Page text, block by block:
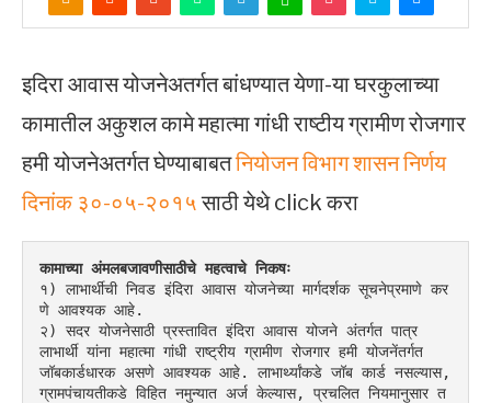
इदिरा आवास योजनेअतर्गत बांधण्यात येणा-या घरकुलाच्या
कामातील अकुशल कामे महात्मा गांधी राष्टीय ग्रामीण रोजगार
हमी योजनेअतर्गत घेण्याबाबतनियोजन विभाग शासन निर्णय
दिनांक ३०-०५-२०१५साठी येथे click करा
कामाच्या अंमलबजावणीसाठीचे महत्वाचे निकषः
१) लाभार्थीची निवड इंदिरा आवास योजनेच्या मार्गदर्शक सूचनेप्रमाणे कर
णे आवश्यक आहे.
२) सदर योजनेसाठी प्रस्तावित इंदिरा आवास योजने अंतर्गत पात्र
लाभार्थी यांना महात्मा गांधी राष्ट्रीय ग्रामीण रोजगार हमी योजनेंतर्गत
जॉबकार्डधारक असणे आवश्यक आहे. लाभार्थ्यांकडे जॉब कार्ड नसल्यास,
ग्रामपंचायतीकडे विहित नमुन्यात अर्ज केल्यास, प्रचलित नियमानुसार त